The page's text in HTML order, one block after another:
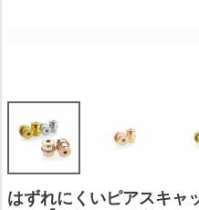
はずれにくいピアスキャ